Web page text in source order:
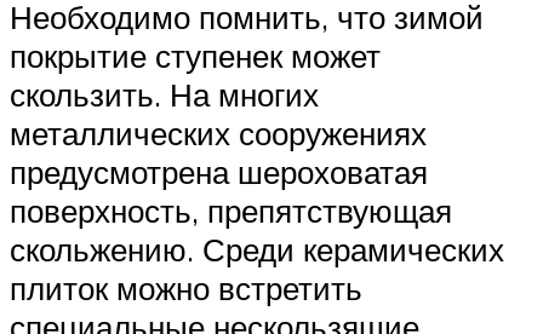
Необходимо помнить, что зимой
покрытие ступенек может
скользить. На многих
металлических сооружениях
предусмотрена шероховатая
поверхность, препятствующая
скольжению. Среди керамических
плиток можно встретить